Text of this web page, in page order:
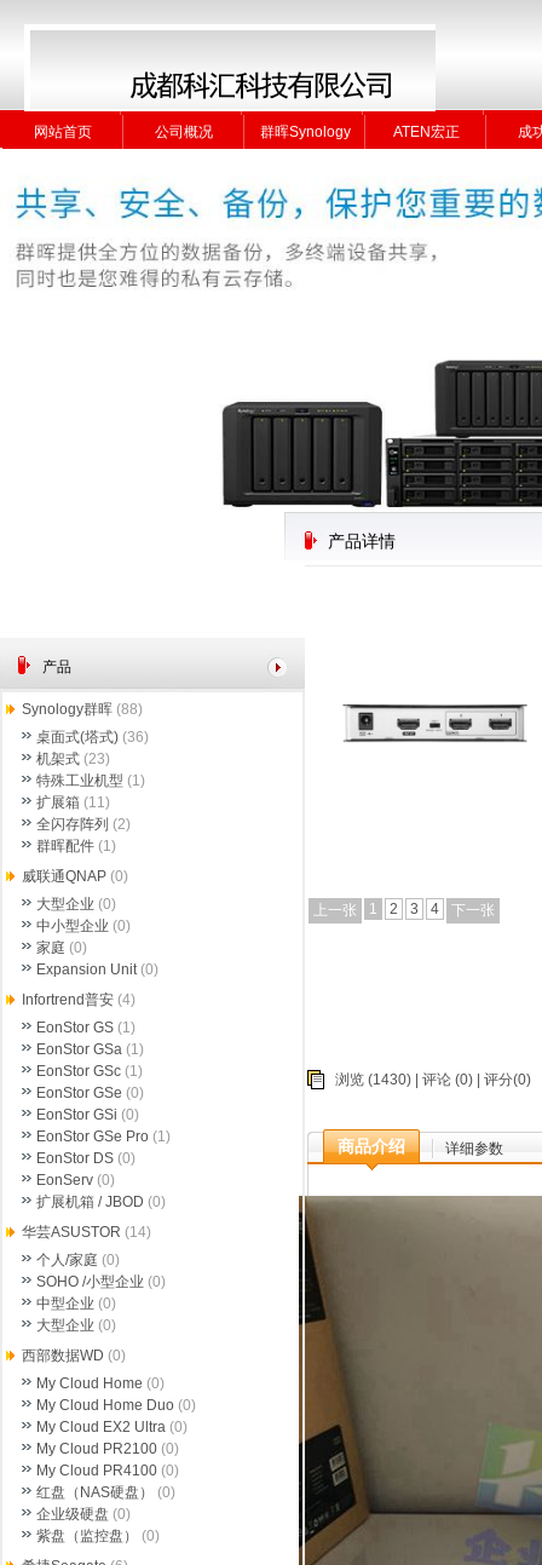
网站首页 公司概况 群晖Synology ATEN宏正 成
网站首页 公司概况 群晖Synology ATEN宏正 成
产品详情
上一张 1 2 3 4 下一张
浏览 (1430) | 评论 (0) | 评分(0)
商品介绍 详细参数
产品
Synology群晖 (88)
桌面式(塔式) (36)
机架式 (23)
特殊工业机型 (1)
扩展箱 (11)
全闪存阵列 (2)
群晖配件 (1)
威联通QNAP (0)
大型企业 (0)
中小型企业 (0)
家庭 (0)
Expansion Unit(0)
Infortrend普安 (4)
EonStor GS (1)
EonStor GSa (1)
EonStor GSc (1)
EonStor GSe (0)
EonStor GSi (0)
EonStor GSe Pro (1)
EonStor DS (0)
EonServ (0)
扩展机箱 / JBOD (0)
华芸ASUSTOR (14)
个人/家庭 (0)
SOHO /小型企业 (0)
中型企业 (0)
大型企业 (0)
西部数据WD (0)
My Cloud Home (0)
My Cloud Home Duo (0)
My Cloud EX2 Ultra (0)
My Cloud PR2100 (0)
My Cloud PR4100 (0)
红盘（NAS硬盘）
(0)
企业级硬盘 (0)
紫盘（监控盘）
(0)